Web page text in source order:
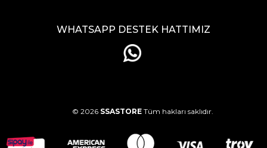
WHATSAPP DESTEK HATTIMIZ
© 2026 SSASTORE Tüm hakları saklıdır.